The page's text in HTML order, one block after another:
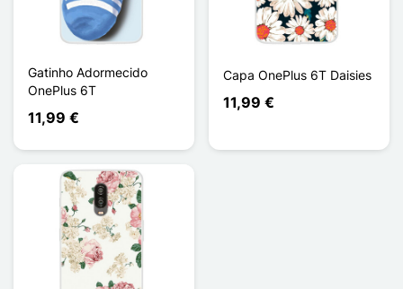
Gatinho Adormecido
OnePlus 6T
11,99 €
Capa OnePlus 6T Daisies
11,99 €